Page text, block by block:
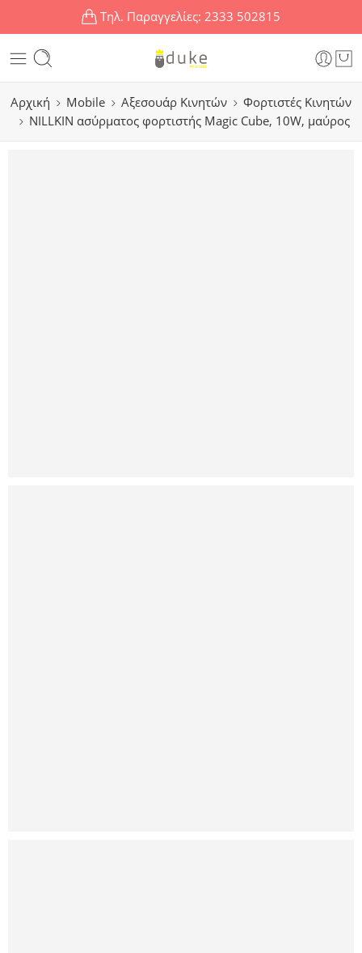
Τηλ. Παραγγελίες: 2333 502815
Αρχική Mobile Αξεσουάρ Κινητών
Φορτιστές Κινητών
NILLKIN ασύρματος φορτιστής Magic Cube, 10W, μαύρος